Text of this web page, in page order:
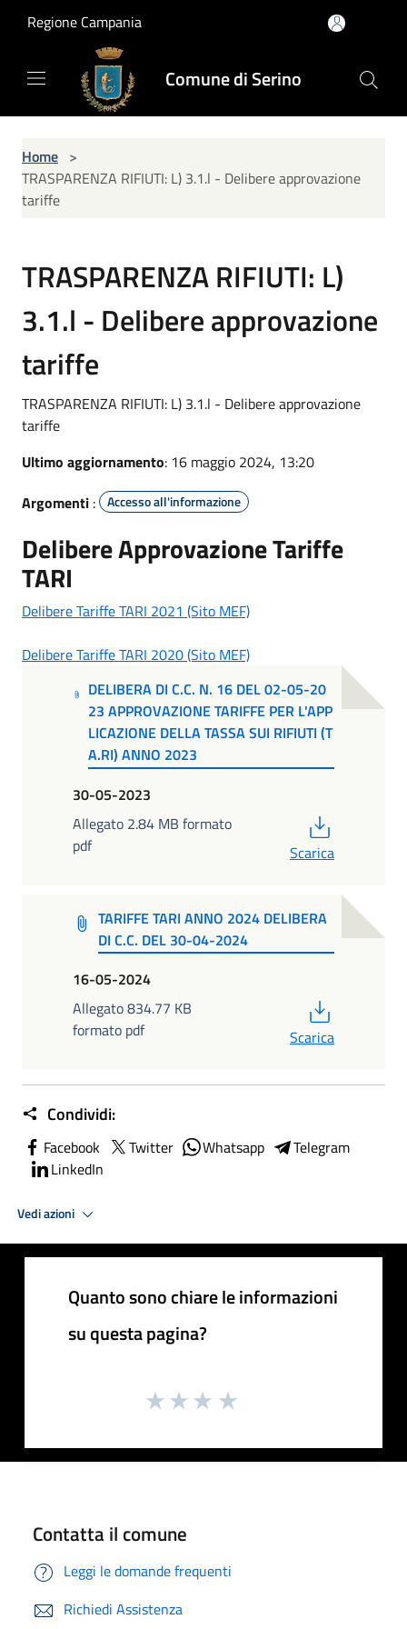
Regione Campania
Comune di Serino
Home >
TRASPARENZA RIFIUTI: L) 3.1.l - Delibere approvazione
tariffe
TRASPARENZA RIFIUTI: L)
3.1.l - Delibere approvazione
tariffe
TRASPARENZA RIFIUTI: L) 3.1.l - Delibere approvazione
tariffe
Ultimo aggiornamento: 16 maggio 2024, 13:20
Argomenti : Accesso all'informazione
Delibere Approvazione Tariffe
TARI
Delibere Tariffe TARI 2021 (Sito MEF)
Delibere Tariffe TARI 2020 (Sito MEF)
DELIBERA DI C.C. N. 16 DEL 02-05-20
23 APPROVAZIONE TARIFFE PER L'APP
LICAZIONE DELLA TASSA SUI RIFIUTI (T
A.RI) ANNO 2023
30-05-2023
Allegato 2.84 MB formato
pdf
Scarica
TARIFFE TARI ANNO 2024 DELIBERA
DI C.C. DEL 30-04-2024
16-05-2024
Allegato 834.77 KB
formato pdf
Scarica
Condividi:
Facebook Twitter Whatsapp
Telegram
LinkedIn
Vedi azioni
Quanto sono chiare le informazioni
su questa pagina?
Contatta il comune
Leggi le domande frequenti
Richiedi Assistenza